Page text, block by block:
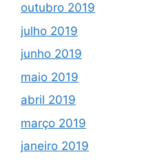
outubro 2019
julho 2019
junho 2019
maio 2019
abril 2019
março 2019
janeiro 2019